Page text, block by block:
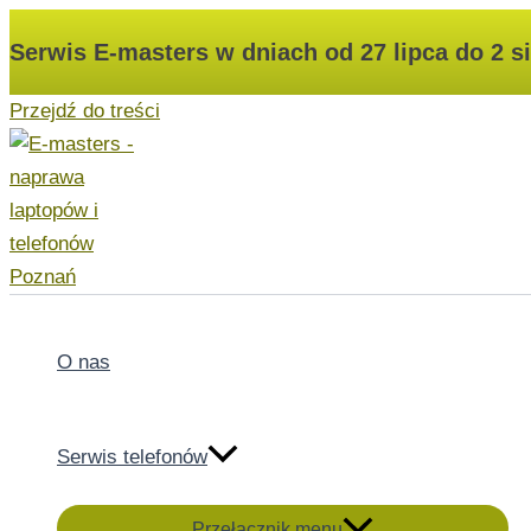
Serwis E-masters w dniach od 27 lipca do 2
Przejdź do treści
O nas
Serwis telefonów